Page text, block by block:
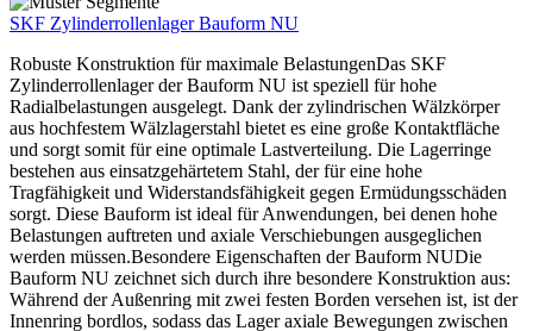
SKF Zylinderrollenlager Bauform NU
Robuste Konstruktion für maximale BelastungenDas SKF
Zylinderrollenlager der Bauform NU ist speziell für hohe
Radialbelastungen ausgelegt. Dank der zylindrischen Wälzkörper
aus hochfestem Wälzlagerstahl bietet es eine große Kontaktfläche
und sorgt somit für eine optimale Lastverteilung. Die Lagerringe
bestehen aus einsatzgehärtetem Stahl, der für eine hohe
Tragfähigkeit und Widerstandsfähigkeit gegen Ermüdungsschäden
sorgt. Diese Bauform ist ideal für Anwendungen, bei denen hohe
Belastungen auftreten und axiale Verschiebungen ausgeglichen
werden müssen.Besondere Eigenschaften der Bauform NUDie
Bauform NU zeichnet sich durch ihre besondere Konstruktion aus:
Während der Außenring mit zwei festen Borden versehen ist, ist der
Innenring bordlos, sodass das Lager axiale Bewegungen zwischen